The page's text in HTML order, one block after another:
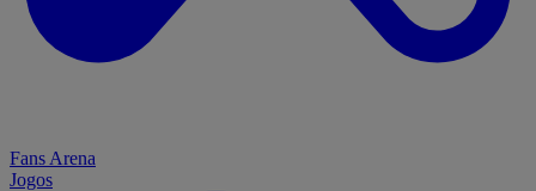
Fans Arena
Jogos